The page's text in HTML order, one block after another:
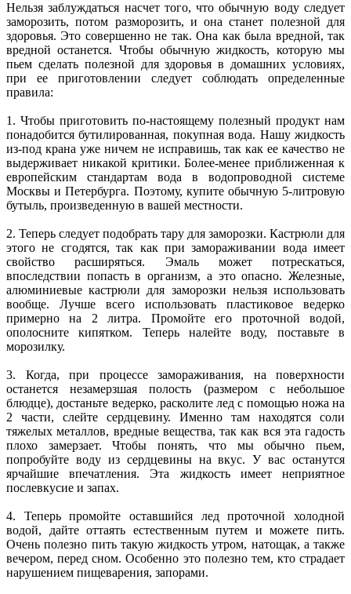
Нельзя заблуждаться насчет того, что обычную воду следует
заморозить, потом разморозить, и она станет полезной для
здоровья. Это совершенно не так. Она как была вредной, так
вредной останется. Чтобы обычную жидкость, которую мы
пьем сделать полезной для здоровья в домашних условиях,
при ее приготовлении следует соблюдать определенные
правила:
1. Чтобы приготовить по-настоящему полезный продукт нам
понадобится бутилированная, покупная вода. Нашу жидкость
из-под крана уже ничем не исправишь, так как ее качество не
выдерживает никакой критики. Более-менее приближенная к
европейским стандартам вода в водопроводной системе
Москвы и Петербурга. Поэтому, купите обычную 5-литровую
бутыль, произведенную в вашей местности.
2. Теперь следует подобрать тару для заморозки. Кастрюли для
этого не сгодятся, так как при замораживании вода имеет
свойство расширяться. Эмаль может потрескаться,
впоследствии попасть в организм, а это опасно. Железные,
алюминиевые кастрюли для заморозки нельзя использовать
вообще. Лучше всего использовать пластиковое ведерко
примерно на 2 литра. Промойте его проточной водой,
ополосните кипятком. Теперь налейте воду, поставьте в
морозилку.
3. Когда, при процессе замораживания, на поверхности
останется незамерзшая полость (размером с небольшое
блюдце), достаньте ведерко, расколите лед с помощью ножа на
2 части, слейте сердцевину. Именно там находятся соли
тяжелых металлов, вредные вещества, так как вся эта гадость
плохо замерзает. Чтобы понять, что мы обычно пьем,
попробуйте воду из сердцевины на вкус. У вас останутся
ярчайшие впечатления. Эта жидкость имеет неприятное
послевкусие и запах.
4. Теперь промойте оставшийся лед проточной холодной
водой, дайте оттаять естественным путем и можете пить.
Очень полезно пить такую жидкость утром, натощак, а также
вечером, перед сном. Особенно это полезно тем, кто страдает
нарушением пищеварения, запорами.